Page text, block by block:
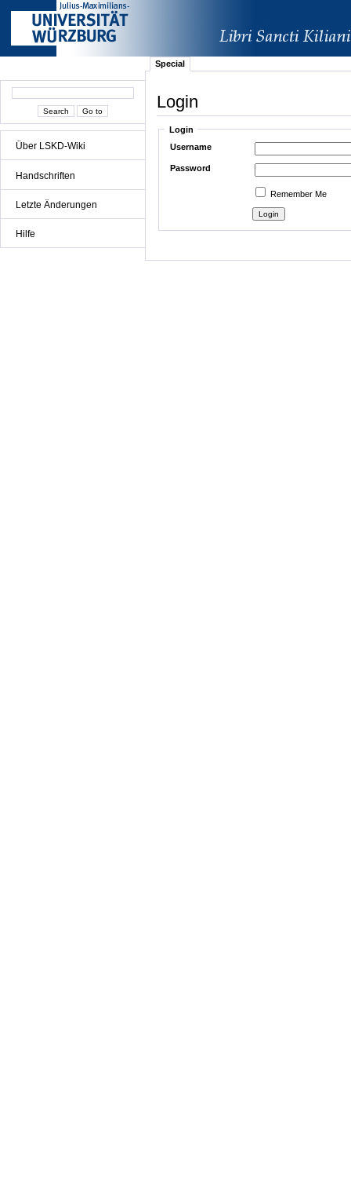
Über LSKD-Wiki
Handschriften
Letzte Änderungen
Hilfe
Special
Login
Login
Username
Password
Remember Me